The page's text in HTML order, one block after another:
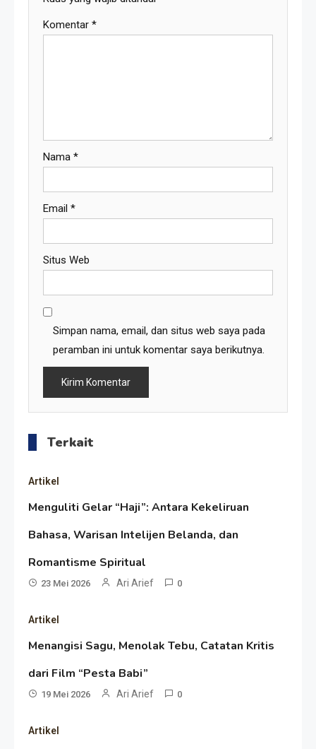
Komentar *
Nama *
Email *
Situs Web
Simpan nama, email, dan situs web saya pada
peramban ini untuk komentar saya berikutnya.
Terkait
Artikel
Menguliti Gelar “Haji”: Antara Kekeliruan
Bahasa, Warisan Intelijen Belanda, dan
Romantisme Spiritual
23 Mei 2026 Ari Arief 0
Artikel
Menangisi Sagu, Menolak Tebu, Catatan Kritis
dari Film “Pesta Babi”
19 Mei 2026 Ari Arief 0
Artikel
Resonansi
Seri 1: Republik Karang
Non-Blok ke Go-Blok!
Menelusuri Akar Sejarah Ulang
Tahun PPU, Pertentangan
Pengesahan UU 7/2002